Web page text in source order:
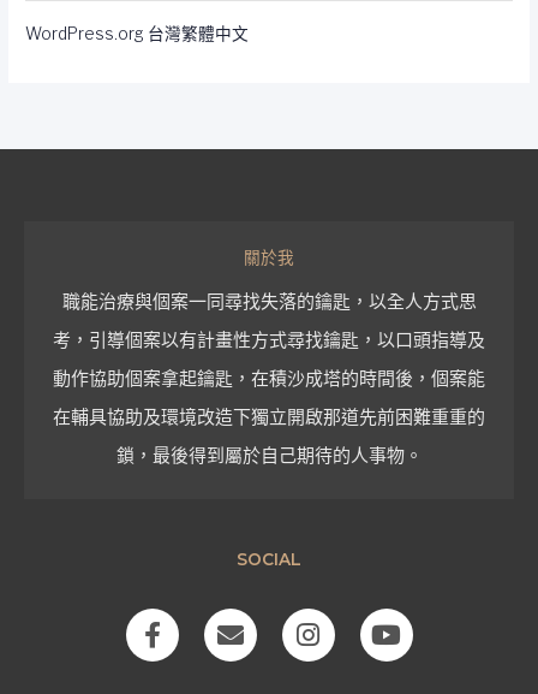
WordPress.org 台灣繁體中文
關於我
職能治療與個案一同尋找失落的鑰匙，以全人方式思
考，引導個案以有計畫性方式尋找鑰匙，以口頭指導及
動作協助個案拿起鑰匙，在積沙成塔的時間後，個案能
在輔具協助及環境改造下獨立開啟那道先前困難重重的
鎖，最後得到屬於自己期待的人事物。
SOCIAL
F
a
E
n
I
n
Y
o